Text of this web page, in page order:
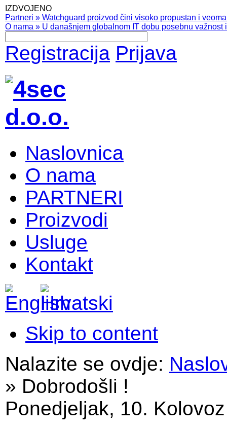
IZDVOJENO
Partneri » Watchguard proizvod čini visoko propustan i
O nama » U današnjem globalnom IT dobu posebnu
Registracija Prijava
Naslovnica
O nama
PARTNERI
Proizvodi
Usluge
Kontakt
Skip to content
Nalazite se ovdje:
» Dobrodošli !
Ponedjeljak, 10.